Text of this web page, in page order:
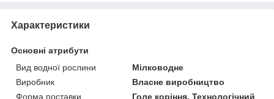
Характеристики
Основні атрибути
Вид водної рослини
Мілководне
Виробник
Власне виробництво
Форма поставки
Голе коріння, Технологічний